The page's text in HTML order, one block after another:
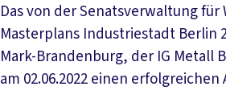
Das von der Senatsverwaltung
Masterplans Industriestadt Berlin
Mark-Brandenburg, der IG Metall
am 02.06.2022 einen